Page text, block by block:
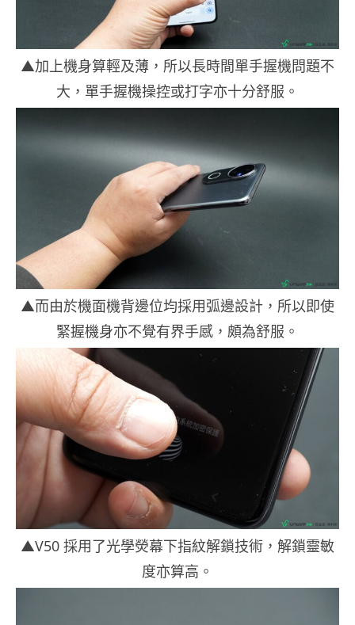
▲加上機身算輕及薄，所以長時間單手握機問題不
大，單手握機操控或打字亦十分舒服。
▲而由於機面機背邊位均採用弧邊設計，所以即使
緊握機身亦不覺有界手感，頗為舒服。
▲V50 採用了光學熒幕下指紋解鎖技術，解鎖靈敏
度亦算高。